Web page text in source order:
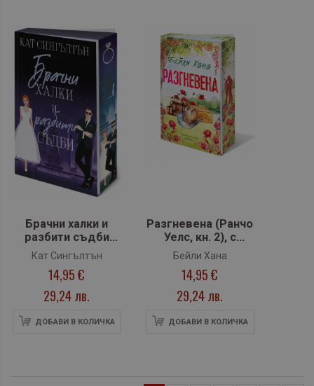
Брачни халки и
разбити съдби
(Милиардери с
вратовръзки, кн.2),
с цветни порезки
Кат Сингълтън
14,95 €
29,24 лв.
ДОБАВИ В КОЛИЧКА
Разгневена (Ранчо
Уелс, кн. 2), с
цветни порезки
Бейли Хана
14,95 €
29,24 лв.
ДОБАВИ В КОЛИЧКА